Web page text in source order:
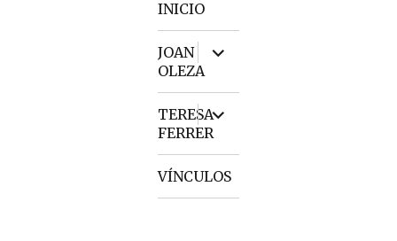
INICIO
JOAN
OLEZA
expand
child
menu
TERESA
FERRER
expand
child
menu
VÍNCULOS